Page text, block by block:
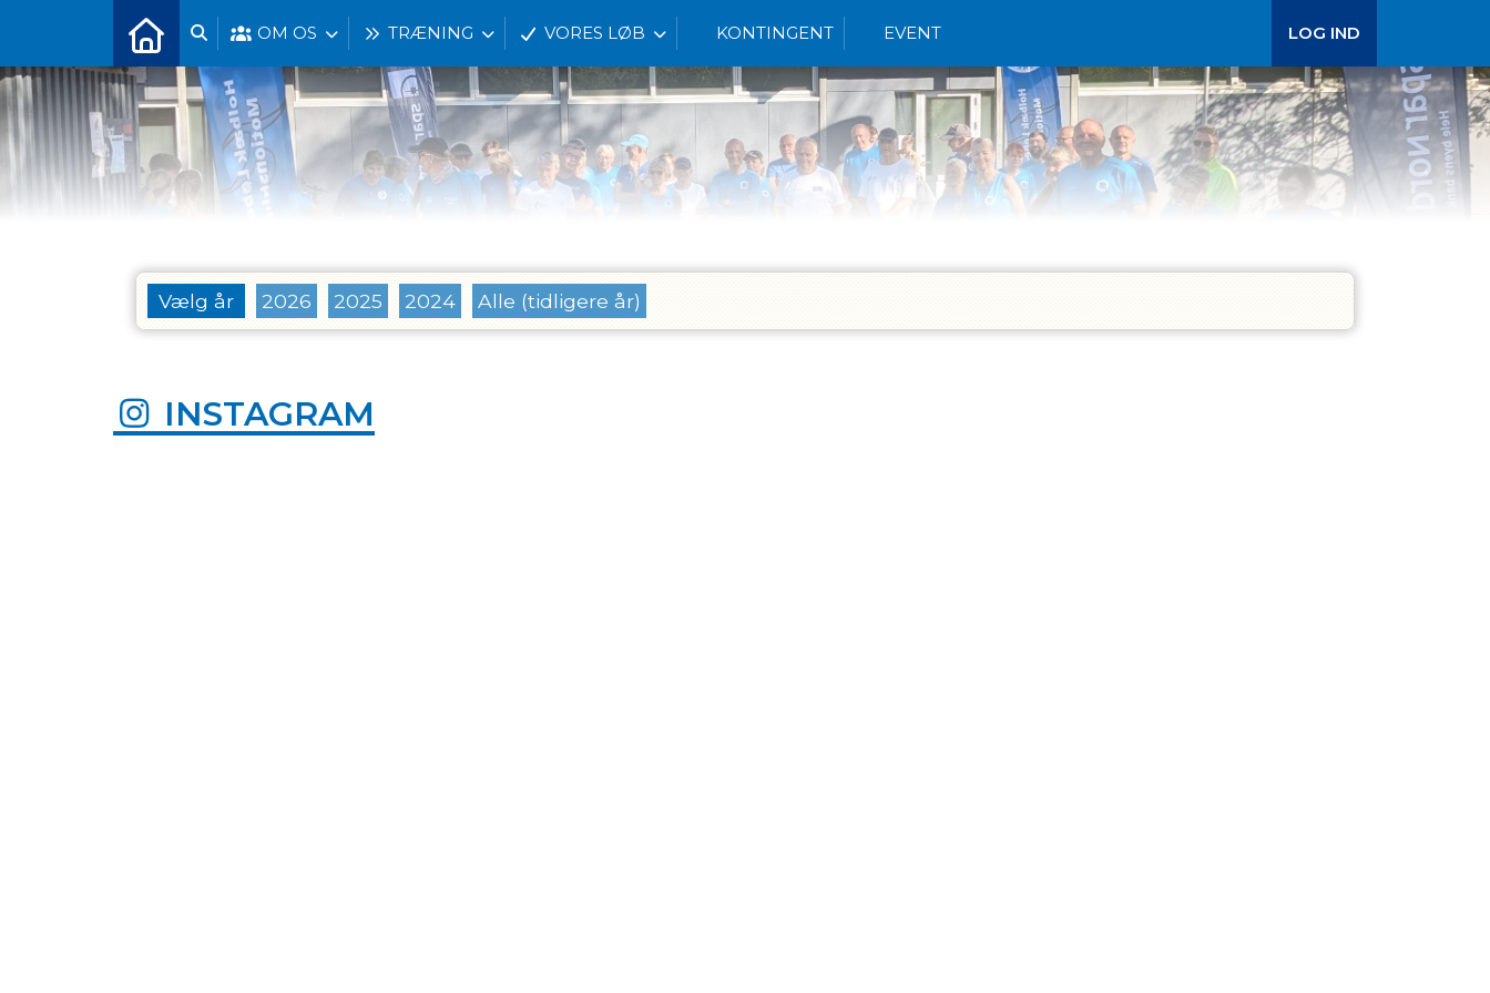
OM OS TRÆNING VORES LØB KONTINGENT EVENT LOG IND
Vælg år 2026 2025 2024 Alle (tidligere år)
INSTAGRAM